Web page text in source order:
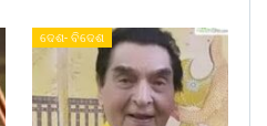
ଦେଶ- ବିଦେଶ